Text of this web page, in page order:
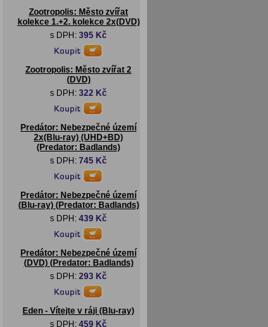
Zootropolis: Město zvířat
kolekce 1.+2. kolekce 2x(DVD)
s DPH: 395 Kč
Zootropolis: Město zvířat 2
(DVD)
s DPH: 322 Kč
Predátor: Nebezpečné území
2x(Blu-ray) (UHD+BD)
(Predator: Badlands)
s DPH: 745 Kč
Predátor: Nebezpečné území
(Blu-ray) (Predator: Badlands)
s DPH: 439 Kč
Predátor: Nebezpečné území
(DVD) (Predator: Badlands)
s DPH: 293 Kč
Eden - Vítejte v ráji (Blu-ray)
s DPH: 459 Kč